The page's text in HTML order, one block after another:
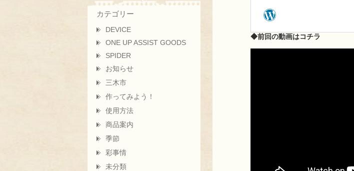
◆前回の動画はコチラ
カテゴリー
DEVICE
ONE UP ASSIST GOODS
SPIDER
お知らせ
三木市
作ってみよう！
使用方法
商品案内
季節
彩事情
未分類